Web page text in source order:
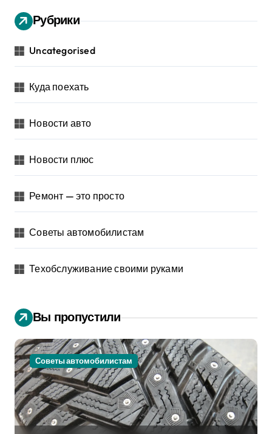
Рубрики
Uncategorised
Куда поехать
Новости авто
Новости плюс
Ремонт — это просто
Советы автомобилистам
Техобслуживание своими руками
Вы пропустили
Советы автомобилистам